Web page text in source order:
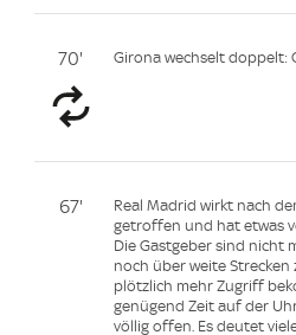
70' Girona wechselt doppelt:
67'
Real Madrid wirkt nach
getroffen und hat etwas
Die Gastgeber sind nicht
noch über weite
plötzlich mehr Zugriff
genügend Zeit auf der
völlig offen. Es deutet